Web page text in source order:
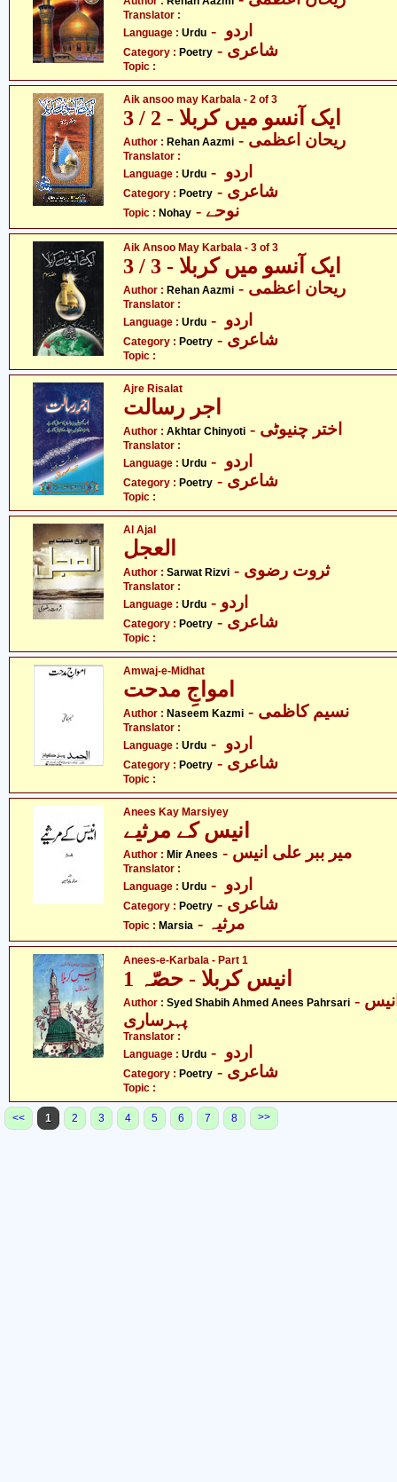
Translator :
Language : Urdu
Category : Poetry - شاعری
Topic :
Aik ansoo may Karbala - 2 of 3
ایک آنسو میں کربلا - 2 / 3
Author : Rehan Aazmi - ریحان اعظمی
Translator :
Language : Urdu
Category : Poetry - شاعری
Topic : Nohay
Aik Ansoo May Karbala - 3 of 3
ایک آنسو میں کربلا - 3 / 3
Author : Rehan Aazmi - ریحان اعظمی
Translator :
Language : Urdu
Category : Poetry - شاعری
Topic :
Ajre Risalat
Author : Akhtar Chinyoti
Translator :
Language : Urdu
Category : Poetry - شاعری
Topic :
Al Ajal
العجل
Author : Sarwat Rizvi - ثروت رضوی
Translator :
Language : Urdu - اردو
Category : Poetry - شاعری
Topic :
Amwaj-e-Midhat
امواجِ مدحت
Author : Naseem Kazmi
Translator :
Language : Urdu
Category : Poetry - شاعری
Topic :
Anees Kay Marsiyey
انیس کے مرثیے
Author : Mir Anees - میر ببر علی انیس
Translator :
Language : Urdu
Category : Poetry - شاعری
Topic : Marsia
Anees-e-Karbala - Part 1
انیس کربلا - حصّہ 1
Author : Syed Shabih Ahmed Anees Pahrsari - سیّد شبیہ احمد انیس
پہرساری
Translator :
Language : Urdu
Category : Poetry - شاعری
Topic :
<< 1 2 3 4 5 6 7 8 >>